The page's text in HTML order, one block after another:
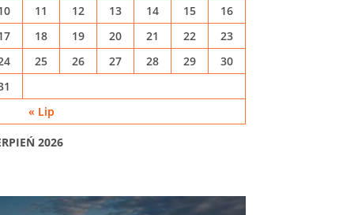
2026
« Lip
11 12 13 14 15
16
18 19 20 21 22
23
25 26 27 28 29
30